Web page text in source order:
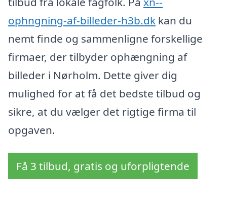
ophngning-af-billeder-h3b.dk kan du
nemt finde og sammenligne forskellige
firmaer, der tilbyder ophængning af
billeder i Nørholm. Dette giver dig
mulighed for at få det bedste tilbud og
sikre, at du vælger det rigtige firma til
opgaven.
Få 3 tilbud, gratis og uforpligtende